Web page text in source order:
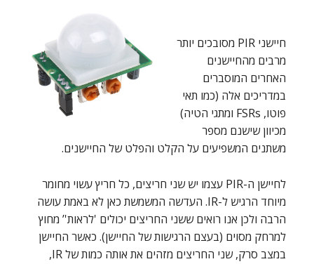
חיישני PIR מסובכים יותר
מרבים מהחיישנים
האחרים המוסברים
במדריכים אלה (כמו תאי
פוטו, FSRs ומתגי הטיה)
מכיוון שישנם מספר
משתנים המשפיעים על הקלט והפלט של החיישנים.
לחיישן ה-PIR עצמו יש שני חריצים, כל חריץ עשוי מחומר
מיוחד הרגיש ל-IR. העדשה המשמשת כאן לא באמת עושה
הרבה ולכן אנו רואים ששני החריצים יכולים 'לראות'’ מחוץ
למרחק מסוים (בעצם הרגישות של החיישן). כאשר החיישן
במצב סרק, שני החריצים מזהים את אותה כמות של IR,